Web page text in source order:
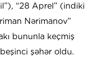
“28 Aprel” (indiki
Nərimanov”
bununla keçmiş
şəhər oldu.